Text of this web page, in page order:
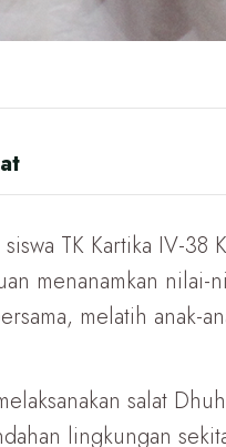
TK Kartika IV-
menanamkan nilai-
melatih anak-
salat
lingkungan